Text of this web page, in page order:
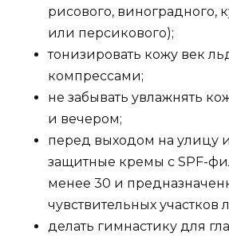
рисового, виноградного,
или персикового);
тонизировать кожу век
компрессами;
не забывать увлажнять
и вечером;
перед выходом на улицу
защитные кремы с SPF-
менее 30 и
чувствительных участков
делать гимнастику для